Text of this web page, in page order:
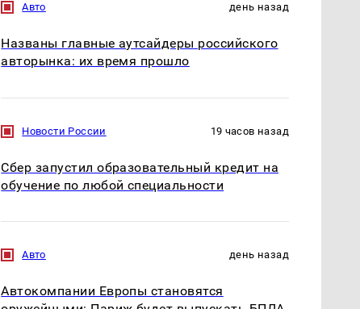
Авто день назад
Названы главные аутсайдеры российского
авторынка: их время прошло
Новости России 19 часов назад
Сбер запустил образовательный кредит на
обучение по любой специальности
Авто день назад
Автокомпании Европы становятся